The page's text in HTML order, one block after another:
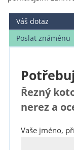
Váš dotaz
Poslat známénu
Řezný
nerez a
Vaše jméno,